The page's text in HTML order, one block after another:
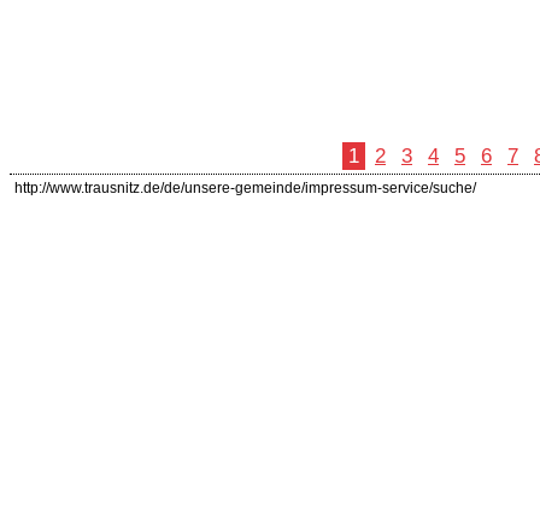
1 2 3 4 5 6 7
http://www.trausnitz.de/de/unsere-gemeinde/impressum-service/suche/